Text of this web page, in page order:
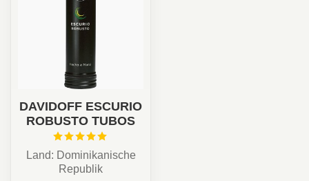
DAVIDOFF ESCURIO
ROBUSTO TUBOS
Land: Dominikanische
Republik